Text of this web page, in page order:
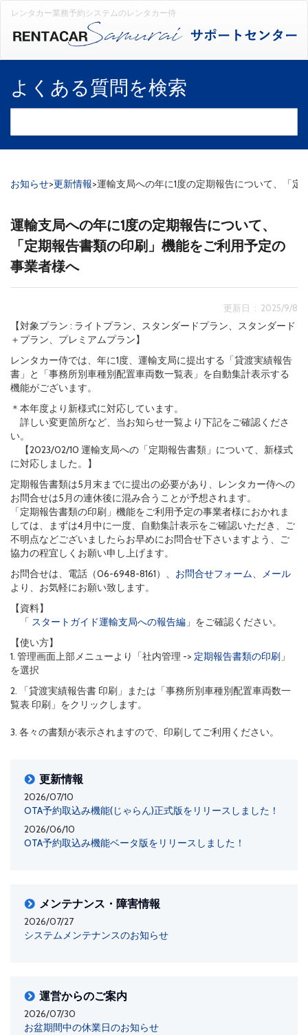
レンタカー業務予約システムのレンタカー侍
よくある質問を検索
お知らせ>更新情報>運輸支局への年に1度の定期報告について、「
運輸支局への年に1度の定期報告について、
「定期報告書類の印刷」機能をご利用予定の
事業者様へ
更新日 : 2025/9/8
【対象プラン : ライトプラン、スタンダードプラン、スタンダード
＋プラン、プレミアムプラン】
レンタカー侍では、年に1度、運輸支局に提出する「貸渡実績報告
書」と「事務所別車種別配置車両数一覧表」を自動集計表示する
機能がございます。
＊本年度より新様式に対応しています。
詳しい変更箇所など、当お知らせ一覧より下記をご確認くださ
い。
【2023/02/10 運輸支局への「定期報告書類」について、新様式
に対応しました。】
定期報告書類は5月末までに提出の必要があり、レンタカー侍への
お問合せは5月の連休後に混み合うことが予想されます。
「定期報告書類の印刷」機能をご利用予定の事業者様におかれま
しては、まずは4月中に一度、自動集計表示をご確認いただき、ご
不明点などございましたらお早めにお問合せ下さいますよう、ご
協力の程宜しくお願い申し上げます。
お問合せは、電話（06-6948-8161）、 お問合せフォーム、
メール
より、お気軽にお願い致します。
【資料】
「 スタートガイド運輸支局への報告編 」をご確認ください。
【使い方】
1. 管理画面上部メニューより「社内管理 -> 定期報告書類の印刷 」
を選択
2. 「貸渡実績報告書 印刷」または「事務所別車種別配置車両数一
覧表 印刷」をクリックします。
3. 各々の書類が表示されますので、印刷してご利用ください。
更新情報
2026/07/10
OTA予約取込み機能(じゃらん)正式版をリリースしました！
2026/06/10
OTA予約取込み機能ベータ版をリリースしました！
メンテナンス・障害情報
2026/07/27
システムメンテナンスのお知らせ
運営からのご案内
2026/07/30
お盆期間中の休業日のお知らせ